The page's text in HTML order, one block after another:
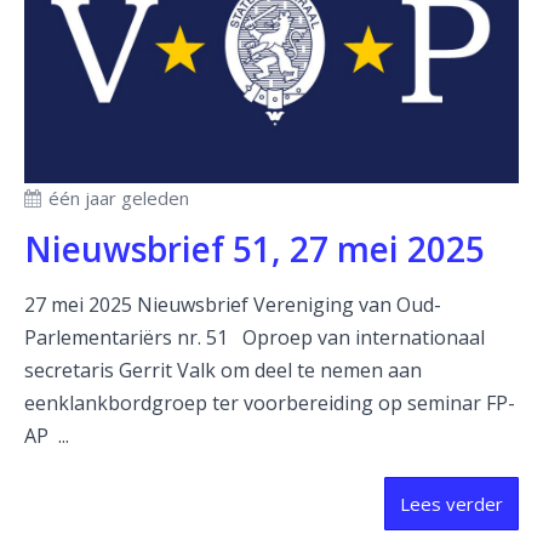
één jaar geleden
Nieuwsbrief 51, 27 mei 2025
27 mei 2025 Nieuwsbrief Vereniging van Oud-
Parlementariërs nr. 51 Oproep van internationaal
secretaris Gerrit Valk om deel te nemen aan
eenklankbordgroep ter voorbereiding op seminar FP-
AP ...
Lees verder